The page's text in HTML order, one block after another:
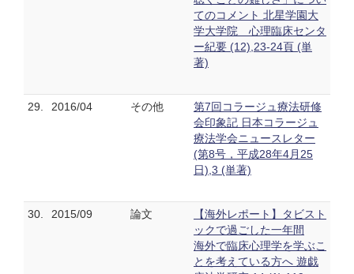
てのコメント 北星学園大
学大学院 心理臨床センタ
ー紀要 (12),23-24頁 (単
著)
29. 2016/04 その他
第7回コラージュ療法研修
会印象記 日本コラージュ
療法学会ニュースレター
(第8号，平成28年4月25
日),3 (単著)
30. 2015/09 論文
【海外レポート】タビスト
ックで過ごした一年間
海外で臨床心理学を学ぶこ
とを考えている方へ 遊戯